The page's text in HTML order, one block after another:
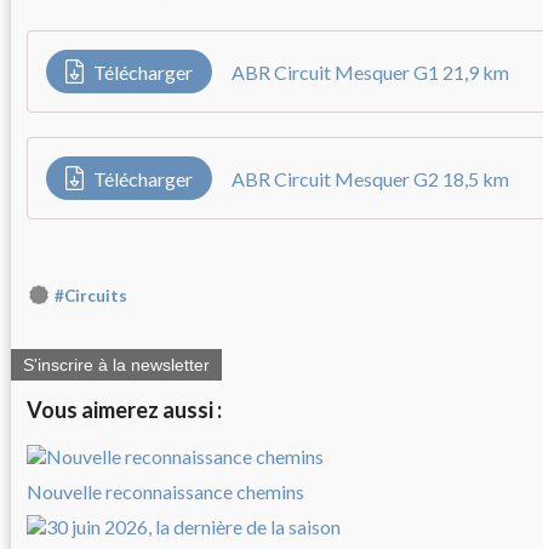
Télécharger ABR Circuit Mesquer G1 21,9 km
Télécharger ABR Circuit Mesquer G2 18,5 km
#Circuits
S'inscrire à la newsletter
Vous aimerez aussi :
Nouvelle reconnaissance chemins